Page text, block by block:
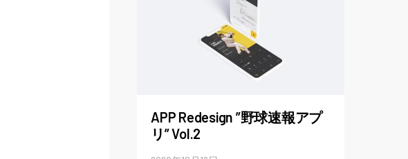
APP Redesign ”野球速報アプ
リ” Vol.2